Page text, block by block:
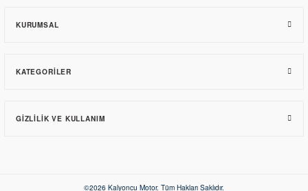
KURUMSAL
KATEGORILER
GIZLILIK VE KULLANIM
©2026 Kalyoncu Motor. Tüm Hakları Saklıdır.